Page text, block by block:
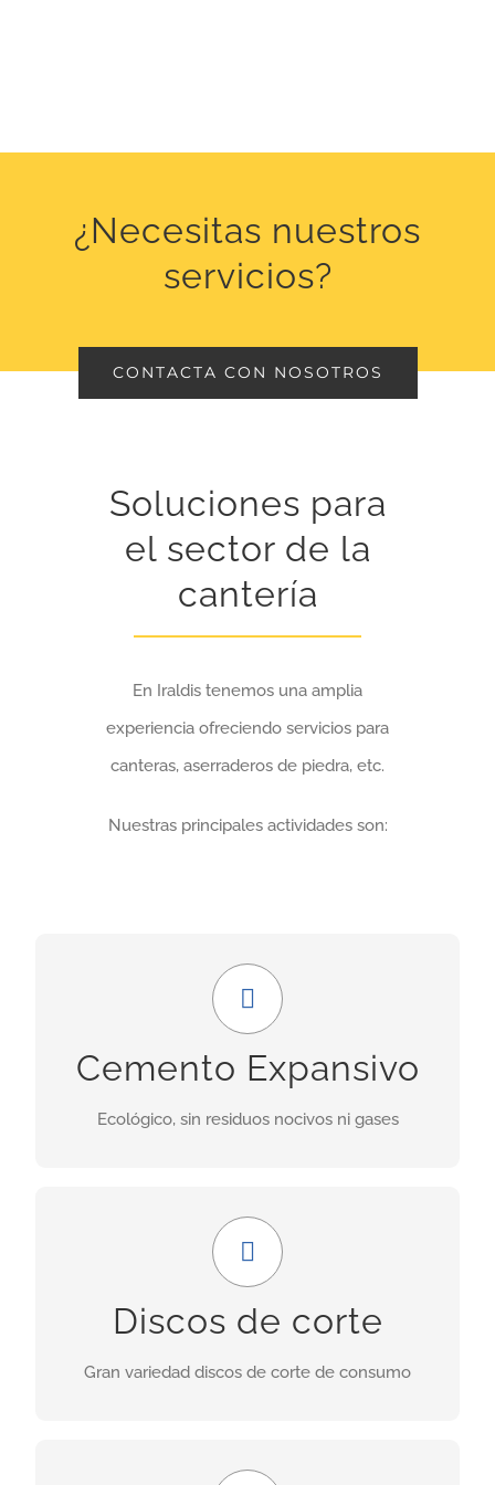
¿Necesitas nuestros
servicios?
CONTACTA CON NOSOTROS
Soluciones para
el sector de la
cantería
En Iraldis tenemos una amplia
experiencia ofreciendo servicios para
canteras, aserraderos de piedra, etc.
Nuestras principales actividades son:
Cemento Expansivo
Ecológico, sin residuos nocivos ni gases
Económico y seguro
Uso ideal en demoliciones donde las obras
adyacentes no deben ser perjudicadas por las
Discos de corte
Gran variedad discos de corte de consumo
Amplia gama
Nuestra gama incluye discos para granito,
porcelánicos, de corte seco, asfalto, cerámica,